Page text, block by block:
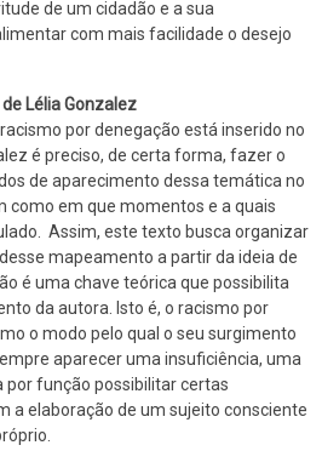
de um cidadão e a sua
com mais facilidade o desejo
Lélia Gonzalez
por denegação está inserido no
é preciso, de certa forma, fazer o
de aparecimento dessa temática no
como em que momentos e a quais
Assim, este texto busca organizar
mapeamento a partir da ideia de
é uma chave teórica que possibilita
da autora. Isto é, o racismo por
o modo pelo qual o seu surgimento
aparecer uma insuficiência, uma
função possibilitar certas
a elaboração de um sujeito consciente